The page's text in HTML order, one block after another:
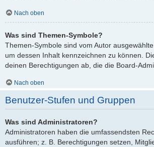
Nach oben
Was sind Themen-Symbole?
Themen-Symbole sind vom Autor
um dessen Inhalt kennzeichnen zu können.
deinen Berechtigungen ab, die die Board-
Nach oben
Benutzer-Stufen und Gruppen
Was sind Administratoren?
Administratoren haben die umfassendsten
ausführen; z. B. Berechtigungen setzen,